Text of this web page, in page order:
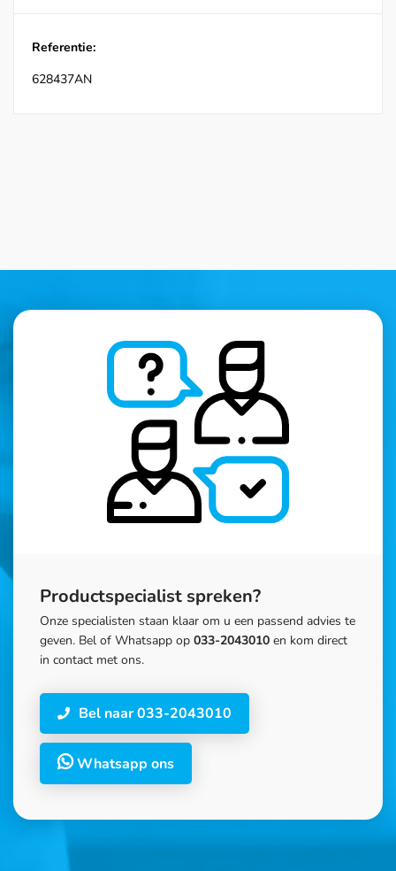
Referentie:
628437AN
Productspecialist spreken?
Onze specialisten staan klaar om u een passend advies te
geven. Bel of Whatsapp op 033-2043010 en kom direct
in contact met ons.
Bel naar 033-2043010
Whatsapp ons